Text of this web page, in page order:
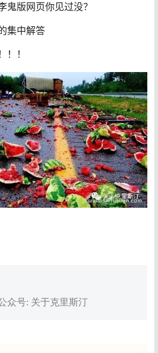
鬼版网页你见过没？
集中解答
！
众号: 关于克里斯汀